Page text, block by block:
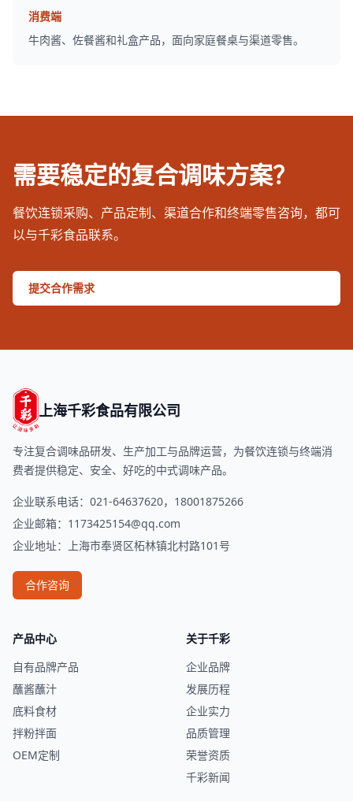
消费端
牛肉酱、佐餐酱和礼盒产品，面向家庭餐桌与渠道零售。
需要稳定的复合调味方案？
餐饮连锁采购、产品定制、渠道合作和终端零售咨询，都可
以与千彩食品联系。
提交合作需求
上海千彩食品有限公司
专注复合调味品研发、生产加工与品牌运营，为餐饮连锁与终端消
费者提供稳定、安全、好吃的中式调味产品。
企业联系电话：021-64637620，18001875266
企业邮箱： 1173425154@qq.com
企业地址：上海市奉贤区柘林镇北村路101号
合作咨询
产品中心
自有品牌产品
蘸酱蘸汁
底料食材
拌粉拌面
OEM定制
关于千彩
企业品牌
发展历程
企业实力
品质管理
荣誉资质
千彩新闻